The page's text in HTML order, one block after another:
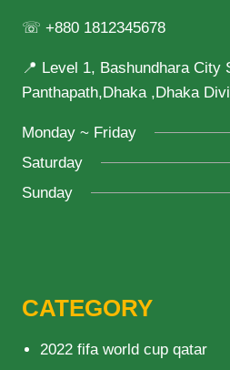
☏ +880 1812345678
📍 Level 1, Bashundhara City
Panthapath,Dhaka ,Dhaka
Monday ~ Friday
Saturday
Sunday
CATEGORY
2022 fifa world cup qatar